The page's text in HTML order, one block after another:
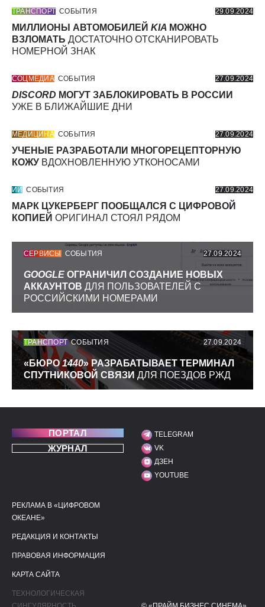
ТРАНСПОРТ СОБЫТИЯ 29.09.2024
МИЛЛИОНЫ АВТОМОБИЛЕЙ KIA МОЖНО
ВЗЛОМАТЬ ДОСТАТОЧНО ОТСКАНИРОВАТЬ
НОМЕРНОЙ ЗНАК
СОЦМЕДИА СОБЫТИЯ 27.09.2024
DISCORD МОГУТ ЗАБЛОКИРОВАТЬ В РОССИИ
УЖЕ В БЛИЖАЙШИЕ ДНИ
МЕДИЦИНА СОБЫТИЯ 27.09.2024
УЧЕНЫЕ РАЗРАБОТАЛИ МНОГОРЕЦЕПТОРНУЮ
КОЖУ ВДОХНОВЛЕННУЮ УТКОНОСАМИ
ИИ СОБЫТИЯ 27.09.2024
МАРК ЦУКЕРБЕРГ ПООБЩАЛСЯ С ЦИФРОВОЙ
КОПИЕЙ ОРИГИНАЛ СТОЯЛ РЯДОМ
СЕРВИСЫ СОБЫТИЯ 27.09.2024
GOOGLE ОГРАНИЧИЛ СОЗДАНИЕ НОВЫХ
АККАУНТОВ ДЛЯ ПОЛЬЗОВАТЕЛЕЙ С
РОССИЙСКИМИ НОМЕРАМИ
ТРАНСПОРТ СОБЫТИЯ 27.09.2024
«БЮРО1440» РАЗРАБАТЫВАЕТ ТЕРМИНАЛ
СПУТНИКОВОЙ СВЯЗИ ДЛЯ ПОЕЗДОВ РЖД
ПОРТАЛ
ЖУРНАЛ
МЫ В СОЦИАЛЬНЫХ
TELEGRAM
VK
ДЗЕН
YOUTUBE
ПОЛЕЗНЫЕ ССЫЛКИ
РЕКЛАМА В «ЦИФРОВОМ
ОКЕАНЕ»
РЕДАКЦИЯ И КОНТАКТЫ
ПРАВОВАЯ ИНФОРМАЦИЯ
КАРТА САЙТА
ТЕХНОЛОГИЧЕСКАЯ